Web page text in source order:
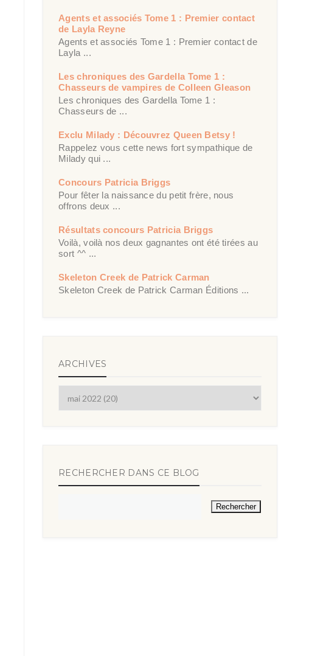
Agents et associés Tome 1 : Premier contact
de Layla Reyne
Agents et associés Tome 1 : Premier contact de
Layla ...
Les chroniques des Gardella Tome 1 :
Chasseurs de vampires de Colleen Gleason
Les chroniques des Gardella Tome 1 :
Chasseurs de ...
Exclu Milady : Découvrez Queen Betsy !
Rappelez vous cette news fort sympathique de
Milady qui ...
Concours Patricia Briggs
Pour fêter la naissance du petit frère, nous
offrons deux ...
Résultats concours Patricia Briggs
Voilà, voilà nos deux gagnantes ont été tirées au
sort ^^ ...
Skeleton Creek de Patrick Carman
Skeleton Creek de Patrick Carman Éditions ...
ARCHIVES
RECHERCHER DANS CE BLOG